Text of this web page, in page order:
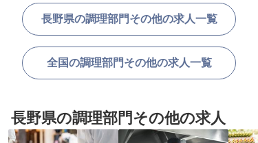
長野県の調理部門その他の求人一覧
全国の調理部門その他の求人一覧
長野県の調理部門その他の求人